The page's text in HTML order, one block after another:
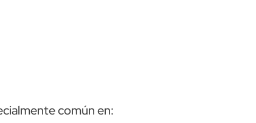
común en: